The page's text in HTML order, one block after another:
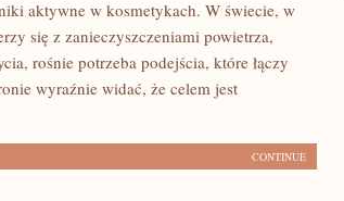
aktywne w kosmetykach. W świecie, w
się z zanieczyszczeniami powietrza,
rośnie potrzeba podejścia, które łączy
wyraźnie widać, że celem jest
CONTINUE